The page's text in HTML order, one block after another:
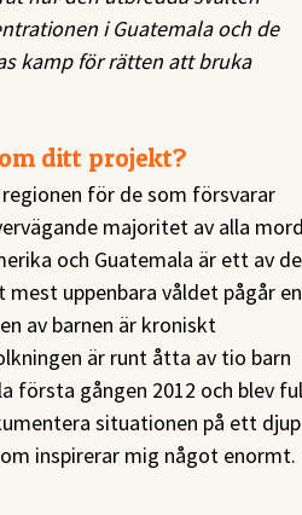
i Guatemala och de
kamp för rätten att bruka
ditt projekt?
för de som försvarar
majoritet av alla mord
och Guatemala är ett av de
uppenbara våldet pågår en
av barnen är kroniskt
är runt åtta av tio barn
första gången 2012 och blev
situationen på ett
inspirerar mig något enormt.